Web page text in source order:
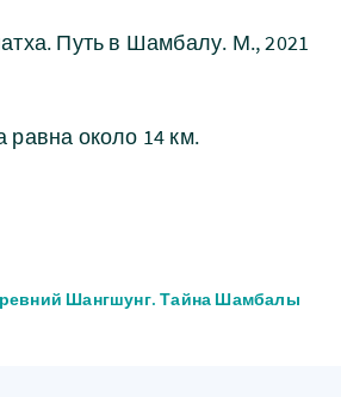
Путь в Шамбалу. М., 2021
около 14 км.
Шангшунг. Тайна Шамбалы